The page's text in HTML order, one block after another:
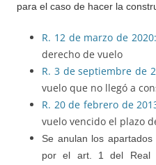
para el caso de hacer la
R. 12 de marzo de 2020:
derecho de vuelo
R. 3 de septiembre de
vuelo que no llegó a
R. 20 de febrero de
vuelo vencido el plazo
Se anulan los
por el art. 1 del Real